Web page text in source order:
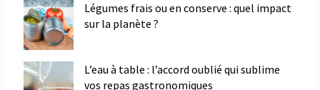
Légumes frais ou en conserve : quel impact
sur la planète ?
L’eau à table : l’accord oublié qui sublime
vos repas gastronomiques